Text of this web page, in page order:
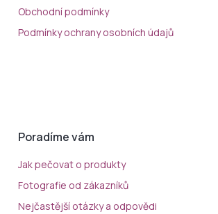
Obchodní podmínky
Podmínky ochrany osobních údajů
Poradíme vám
Jak pečovat o produkty
Fotografie od zákazníků
Nejčastější otázky a odpovědi